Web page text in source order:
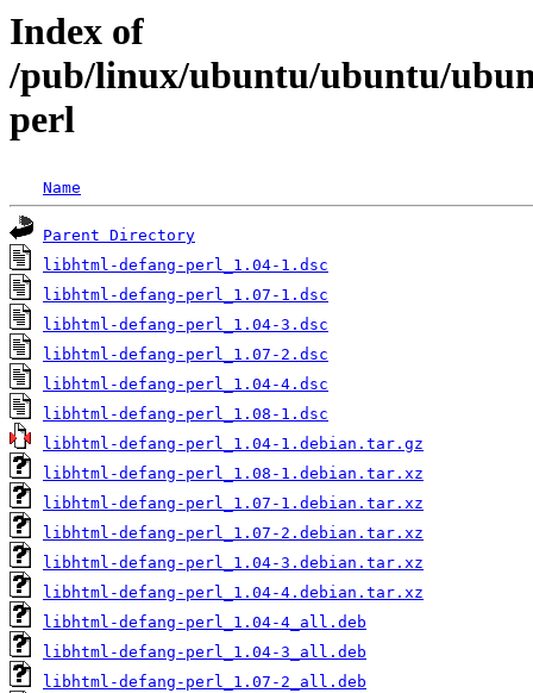
Index of
/pub/linux/ubuntu/ubuntu/
perl
Name
Parent Directory
libhtml-defang-perl_1.04-1.dsc
libhtml-defang-perl_1.07-1.dsc
libhtml-defang-perl_1.04-3.dsc
libhtml-defang-perl_1.07-2.dsc
libhtml-defang-perl_1.04-4.dsc
libhtml-defang-perl_1.08-1.dsc
libhtml-defang-perl_1.04-1.debian.tar.gz
libhtml-defang-perl_1.08-1.debian.tar.xz
libhtml-defang-perl_1.07-1.debian.tar.xz
libhtml-defang-perl_1.07-2.debian.tar.xz
libhtml-defang-perl_1.04-3.debian.tar.xz
libhtml-defang-perl_1.04-4.debian.tar.xz
libhtml-defang-perl_1.04-4_all.deb
libhtml-defang-perl_1.04-3_all.deb
libhtml-defang-perl_1.07-2_all.deb